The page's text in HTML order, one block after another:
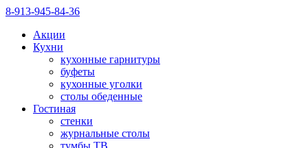
8-913-945-84-36
Акции
Кухни
кухонные гарнитуры
буфеты
кухонные уголки
столы обеденные
Гостиная
стенки
журнальные столы
тумбы ТВ